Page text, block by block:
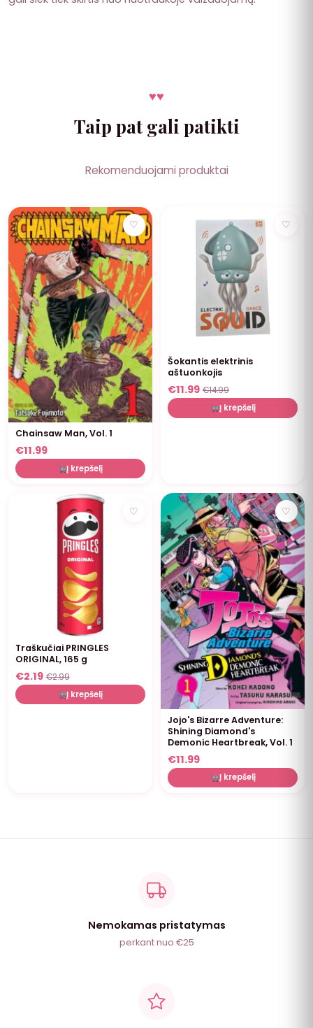
♥♥
Taip pat gali patikti
Rekomenduojami produktai
♡
Chainsaw Man, Vol. 1
€11.99
Į krepšelį
NUOLAIDA ♡
Šokantis elektrinis
aštuonkojis
€11.99 €14.99
Į krepšelį
NUOLAIDA ♡
Traškučiai PRINGLES
ORIGINAL, 165 g
€2.19 €2.99
Į krepšelį
♡
Jojo's Bizarre Adventure:
Shining Diamond's
Demonic Heartbreak, Vol. 1
€11.99
Į krepšelį
Nemokamas pristatymas
perkant nuo €25